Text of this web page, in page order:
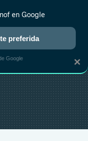
RANKINGS CINE
×
en Google
preferida
Google